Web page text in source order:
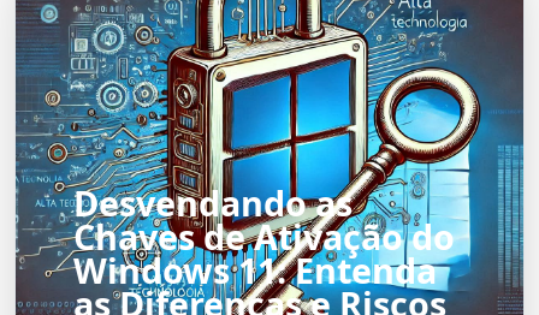
Desvendando as
Chaves de Ativação do
Windows 11: Entenda
as Diferenças e Riscos